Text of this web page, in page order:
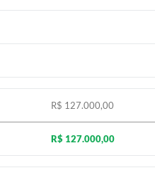
R$ 127.000,00
R$ 127.000,00